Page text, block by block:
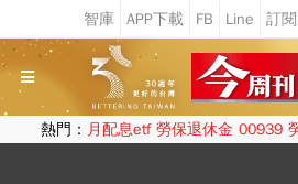
熱門： 月配息etf 勞保退休金 00939